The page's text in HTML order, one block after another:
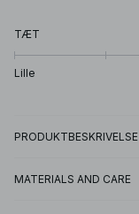
TÆT
Lille
PRODUKTBESKRIVELSE
MATERIALS AND CARE